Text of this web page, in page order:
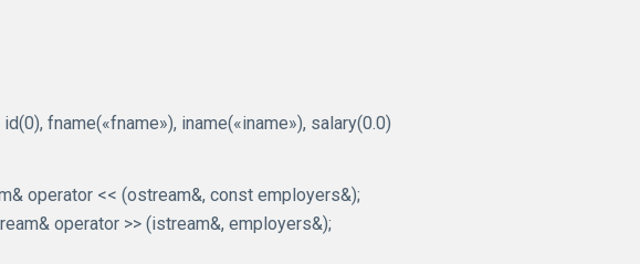
fname(«fname»), iname(«iname»), salary(0.0)
operator << (ostream&, const employers&);
operator >> (istream&, employers&);